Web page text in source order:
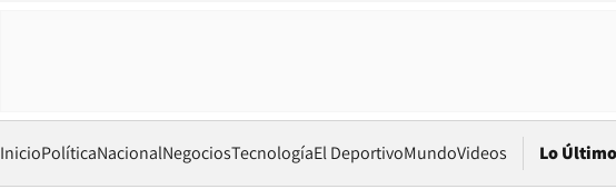
InicioPolíticaNacionalNegociosTecnologíaEl DeportivoMundoVideos Lo Último